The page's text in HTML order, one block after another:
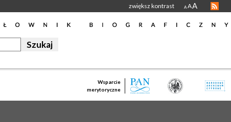
zwiększ kontrast A AA
Wsparcie
merytoryczne